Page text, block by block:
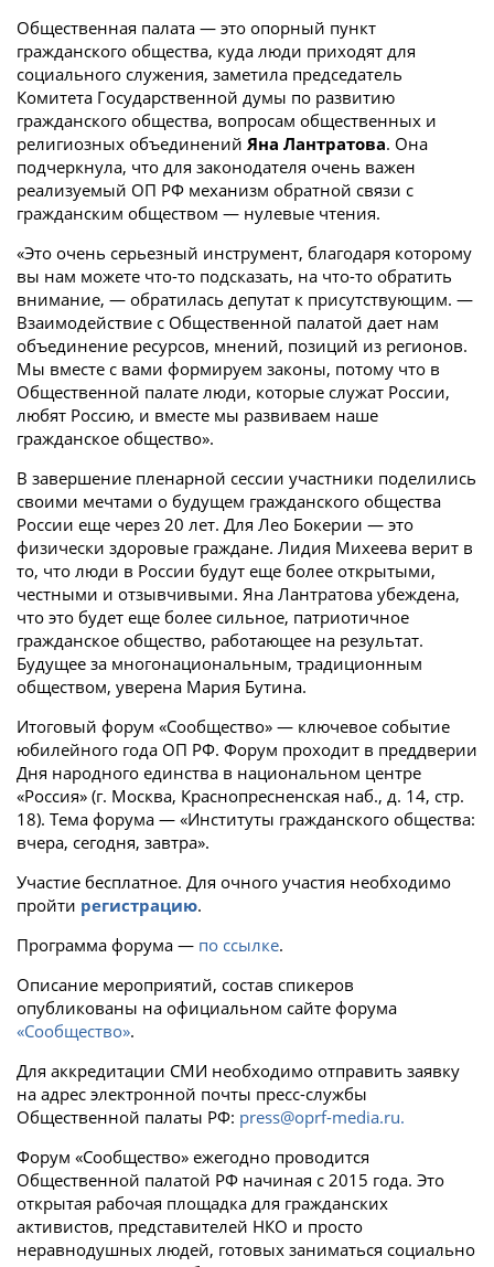
Общественная палата — это опорный пункт
гражданского общества, куда люди приходят для
социального служения, заметила председатель
Комитета Государственной думы по развитию
гражданского общества, вопросам общественных и
религиозных объединений Яна Лантратова. Она
подчеркнула, что для законодателя очень важен
реализуемый ОП РФ механизм обратной связи с
гражданским обществом — нулевые чтения.
«Это очень серьезный инструмент, благодаря которому
вы нам можете что-то подсказать, на что-то обратить
внимание, — обратилась депутат к присутствующим. —
Взаимодействие с Общественной палатой дает нам
объединение ресурсов, мнений, позиций из регионов.
Мы вместе с вами формируем законы, потому что в
Общественной палате люди, которые служат России,
любят Россию, и вместе мы развиваем наше
гражданское общество».
В завершение пленарной сессии участники поделились
своими мечтами о будущем гражданского общества
России еще через 20 лет. Для Лео Бокерии — это
физически здоровые граждане. Лидия Михеева верит в
то, что люди в России будут еще более открытыми,
честными и отзывчивыми. Яна Лантратова убеждена,
что это будет еще более сильное, патриотичное
гражданское общество, работающее на результат.
Будущее за многонациональным, традиционным
обществом, уверена Мария Бутина.
Итоговый форум «Сообщество» — ключевое событие
юбилейного года ОП РФ. Форум проходит в преддверии
Дня народного единства в национальном центре
«Россия» (г. Москва, Краснопресненская наб., д. 14, стр.
18). Тема форума — «Институты гражданского общества:
вчера, сегодня, завтра».
Участие бесплатное. Для очного участия необходимо
пройти регистрацию.
Программа форума — по ссылке.
Описание мероприятий, состав спикеров
опубликованы на официальном сайте форума
«Сообщество».
Для аккредитации СМИ необходимо отправить заявку
на адрес электронной почты пресс-службы
Общественной палаты РФ: press@oprf-media.ru.
Форум «Сообщество» ежегодно проводится
Общественной палатой РФ начиная с 2015 года. Это
открытая рабочая площадка для гражданских
активистов, представителей НКО и просто
неравнодушных людей, готовых заниматься социально